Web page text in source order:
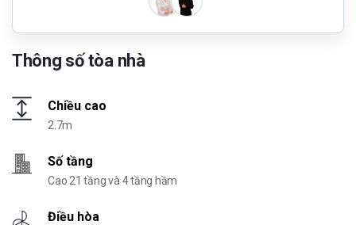
Thông số tòa nhà
Chiều cao
2.7m
Số tầng
Cao 21 tầng và 4 tầng hầm
Điều hòa